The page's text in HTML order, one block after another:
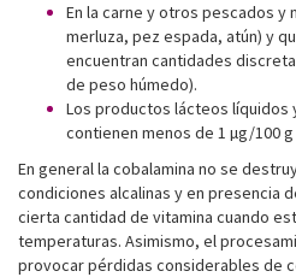
En la carne y otros pescados y
merluza, pez espada, atún) y
encuentran cantidades
de peso húmedo).
Los productos lácteos líquidos
contienen menos de 1 µg/100
En general la cobalamina no se
condiciones alcalinas y en presencia
cierta cantidad de vitamina cuando
temperaturas. Asimismo, el
provocar pérdidas considerables de